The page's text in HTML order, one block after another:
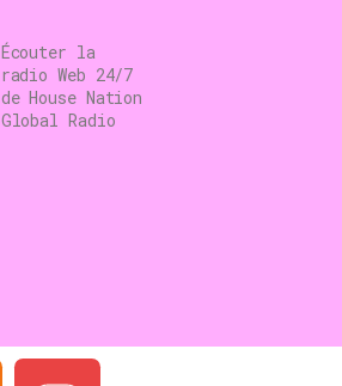
Écouter la
radio Web 24/7
de House Nation
Global Radio